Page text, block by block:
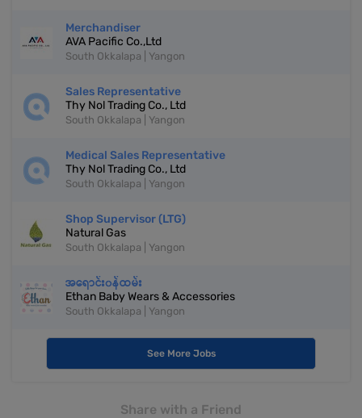
Merchandiser
AVA Pacific Co.,Ltd
South Okkalapa | Yangon
Sales Representative
Thy Nol Trading Co., Ltd
South Okkalapa | Yangon
Medical Sales Representative
Thy Nol Trading Co., Ltd
South Okkalapa | Yangon
Shop Supervisor (LTG)
Natural Gas
South Okkalapa | Yangon
အရောင်း၀န်ထမ်း
Ethan Baby Wears & Accessories
South Okkalapa | Yangon
See More Jobs
Share with a Friend